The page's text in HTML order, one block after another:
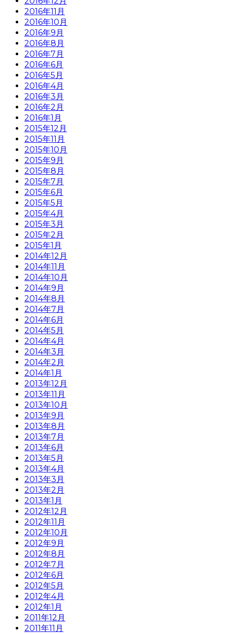
2016年11月
2016年10月
2016年9月
2016年8月
2016年7月
2016年6月
2016年5月
2016年4月
2016年3月
2016年2月
2016年1月
2015年12月
2015年11月
2015年10月
2015年9月
2015年8月
2015年7月
2015年6月
2015年5月
2015年4月
2015年3月
2015年2月
2015年1月
2014年12月
2014年11月
2014年10月
2014年9月
2014年8月
2014年7月
2014年6月
2014年5月
2014年4月
2014年3月
2014年2月
2014年1月
2013年12月
2013年11月
2013年10月
2013年9月
2013年8月
2013年7月
2013年6月
2013年5月
2013年4月
2013年3月
2013年2月
2013年1月
2012年12月
2012年11月
2012年10月
2012年9月
2012年8月
2012年7月
2012年6月
2012年5月
2012年4月
2012年1月
2011年12月
2011年11月